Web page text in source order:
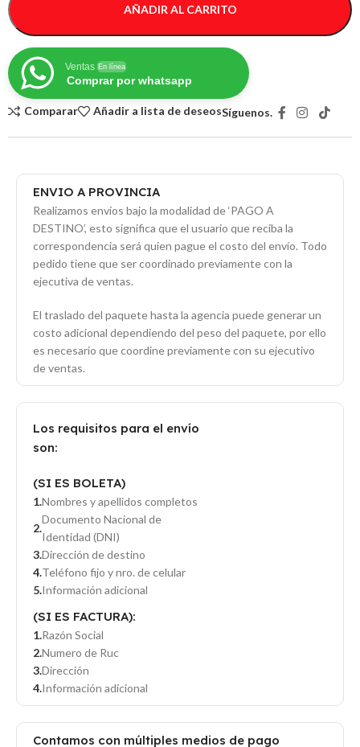
AÑADIR AL CARRITO
Ventas En línea
Comprar por whatsapp
Comparar Añadir a lista de deseosSíguenos.
ENVIO A PROVINCIA
Realizamos envíos bajo la modalidad de ‘PAGO A
DESTINO’, esto significa que el usuario que reciba la
correspondencia será quien pague el costo del envío. Todo
pedido tiene que ser coordinado previamente con la
ejecutiva de ventas.
El traslado del paquete hasta la agencia puede generar un
costo adicional dependiendo del peso del paquete, por ello
es necesario que coordine previamente con su ejecutivo
de ventas.
Los requisitos para el envío
son:
(SI ES BOLETA)
Nombres y apellidos completos
Documento Nacional de
Identidad (DNI)
Dirección de destino
Teléfono fijo y nro. de celular
Información adicional
(SI ES FACTURA):
Razón Social
Numero de Ruc
Dirección
Información adicional
Contamos con múltiples medios de pago